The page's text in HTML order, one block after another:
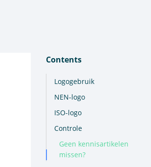
Contents
Logogebruik
NEN-logo
ISO-logo
Controle
Geen kennisartikelen
missen?